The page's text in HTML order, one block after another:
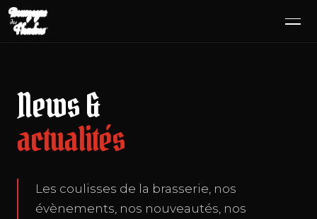
SE RENDRE AU CONTENU
News &
actualités
Les coulisses de la brasserie, nos
évènements, nos nouveautés, nos